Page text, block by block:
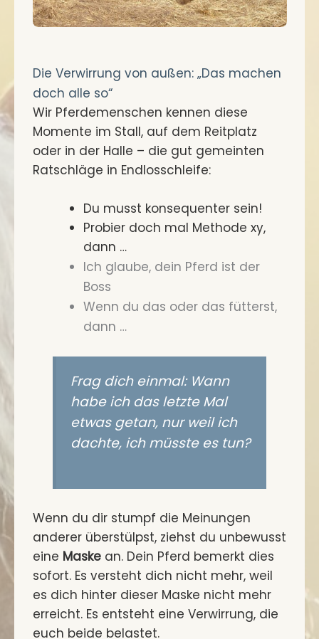
Die Verwirrung von außen: „Das machen
doch alle so“
Wir Pferdemenschen kennen diese
Momente im Stall, auf dem Reitplatz
oder in der Halle – die gut gemeinten
Ratschläge in Endlosschleife:
Du musst konsequenter sein!
Probier doch mal Methode xy,
dann …
Ich glaube, dein Pferd ist der
Boss
Wenn du das oder das fütterst,
dann …
Frag dich einmal: Wann
habe ich das letzte Mal
etwas getan, nur weil ich
dachte, ich müsste es tun?
Wenn du dir stumpf die Meinungen
anderer überstülpst, ziehst du unbewusst
eine Maskean. Dein Pferd bemerkt dies
sofort. Es versteht dich nicht mehr, weil
es dich hinter dieser Maske nicht mehr
erreicht. Es entsteht eine Verwirrung, die
euch beide belastet.